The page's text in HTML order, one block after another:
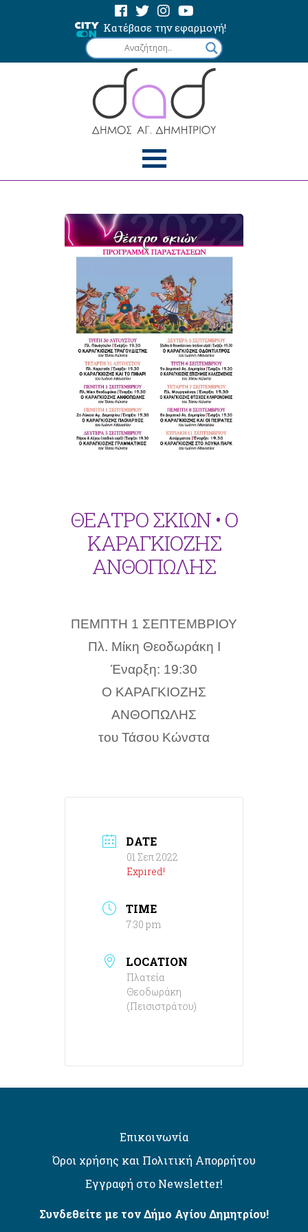
Κατέβασε την εφαρμογή!
ΘΕΑΤΡΟ ΣΚΙΩΝ • Ο
ΚΑΡΑΓΚΙΟΖΗΣ
ΑΝΘΟΠΩΛΗΣ
ΠΕΜΠΤΗ 1 ΣΕΠΤΕΜΒΡΙΟΥ
Πλ. Μίκη Θεοδωράκη Ι
Έναρξη: 19:30
Ο ΚΑΡΑΓΚΙΟΖΗΣ
ΑΝΘΟΠΩΛΗΣ
του Τάσου Κώνστα
DATE
01 Σεπ 2022
Expired!
TIME
7:30 pm
LOCATION
Πλατεία
Θεοδωράκη
(Πεισιστράτου)
Επικοινωνία
Όροι χρήσης και Πολιτική Απορρήτου
Εγγραφή στο Newsletter!
Συνδεθείτε με τον Δήμο Αγίου Δημητρίου!